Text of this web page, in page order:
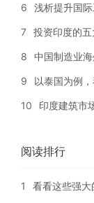
6 浅析提升国
7 投资印度的
8 中国制造业
9 以泰国为例
10 印度建筑市
阅读排行
1 看看这些强